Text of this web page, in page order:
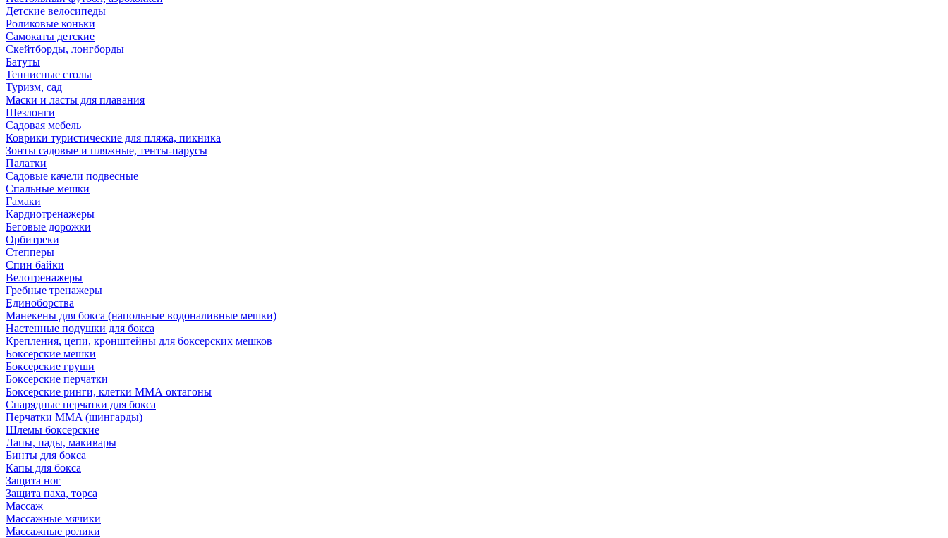
Детские велосипеды
Роликовые коньки
Самокаты детские
Скейтборды, лонгборды
Батуты
Теннисные столы
Туризм, сад
Маски и ласты для плавания
Шезлонги
Садовая мебель
Коврики туристические для пляжа, пикника
Зонты садовые и пляжные, тенты-парусы
Палатки
Садовые качели подвесные
Спальные мешки
Гамаки
Кардиотренажеры
Беговые дорожки
Орбитреки
Степперы
Спин байки
Велотренажеры
Гребные тренажеры
Единоборства
Манекены для бокса (напольные водоналивные мешки)
Настенные подушки для бокса
Крепления, цепи, кронштейны для боксерских мешков
Боксерские мешки
Боксерские груши
Боксерские перчатки
Боксерские ринги, клетки ММА октагоны
Снарядные перчатки для бокса
Перчатки MMA (шингарды)
Шлемы боксерские
Лапы, пады, макивары
Бинты для бокса
Капы для бокса
Защита ног
Защита паха, торса
Массаж
Массажные мячики
Массажные ролики